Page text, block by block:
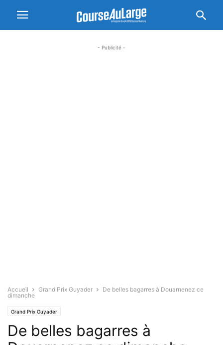
- Publicité -
Accueil Grand Prix Guyader
De belles bagarres à Douarnenez ce
dimanche
Grand Prix Guyader
De belles bagarres à